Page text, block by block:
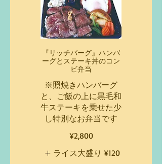
『リッチバーグ』ハンバ
ーグとステーキ丼のコン
ビ弁当
※照焼きハンバーグ
と、ご飯の上に黒毛和
牛ステーキを乗せた少
し特別なお弁当です
¥2,800
ライス大盛り ¥120